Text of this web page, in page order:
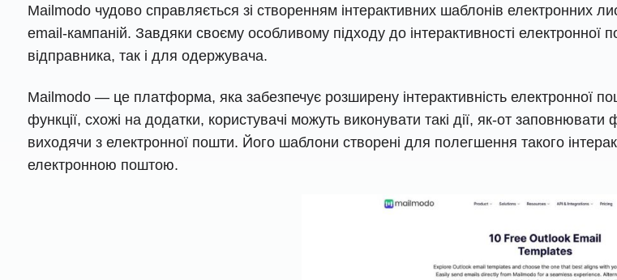
Mailmodo чудово справляється зі створенням інтерактивних шаблонів електронних
email-кампаній. Завдяки своєму особливому підходу до інтерактивності
відправника, так і для одержувача.
Mailmodo — це платформа, яка забезпечує розширену інтерактивність електронної
функції, схожі на додатки, користувачі можуть виконувати такі дії, як-от
виходячи з електронної пошти. Його шаблони створені для полегшення такого
електронною поштою.